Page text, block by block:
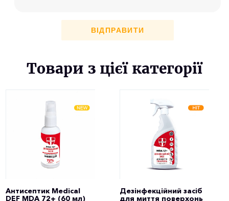
ВІДПРАВИТИ
Товари з цієї категорії
Антисептик Medical
DEF MDA 72+ (60 мл)
Дезінфекційний засіб
для миття поверхонь